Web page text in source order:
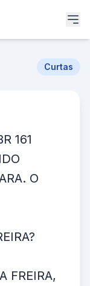
Curtas
161
O
FREIRA,